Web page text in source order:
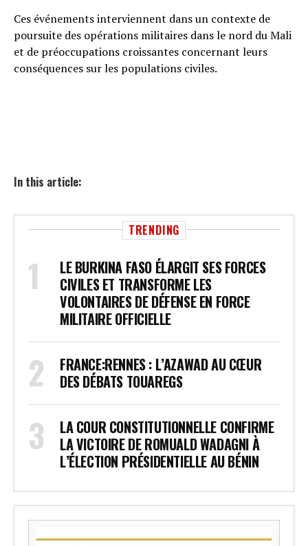
Ces événements interviennent dans un contexte de
poursuite des opérations militaires dans le nord du Mali
et de préoccupations croissantes concernant leurs
conséquences sur les populations civiles.
In this article:
TRENDING
LE BURKINA FASO ÉLARGIT SES FORCES
CIVILES ET TRANSFORME LES
VOLONTAIRES DE DÉFENSE EN FORCE
MILITAIRE OFFICIELLE
FRANCE:RENNES : L’AZAWAD AU CŒUR
DES DÉBATS TOUAREGS
LA COUR CONSTITUTIONNELLE CONFIRME
LA VICTOIRE DE ROMUALD WADAGNI À
L’ÉLECTION PRÉSIDENTIELLE AU BÉNIN